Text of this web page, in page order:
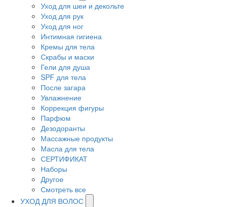
Уход для шеи и декольте
Уход для рук
Уход для ног
Интимная гигиена
Кремы для тела
Скрабы и маски
Гели для душа
SPF для тела
После загара
Увлажнение
Коррекция фигуры
Парфюм
Дезодоранты
Массажные продукты
Масла для тела
СЕРТИФИКАТ
Наборы
Другое
Смотреть все
УХОД ДЛЯ ВОЛОС